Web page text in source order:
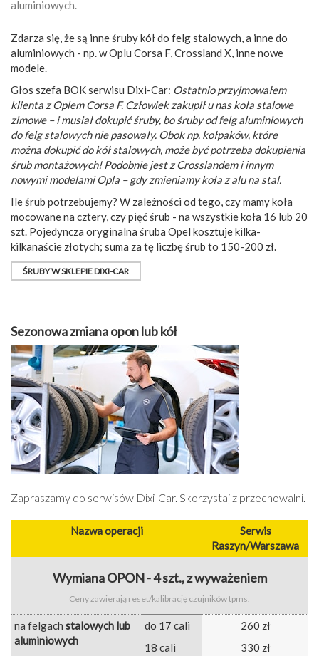
aluminiowych.
Zdarza się, że są inne śruby kół do felg stalowych, a inne do
aluminiowych - np. w Oplu Corsa F, Crossland X, inne nowe
modele.
Głos szefa BOK serwisu Dixi-Car: Ostatnio przyjmowałem
klienta z Oplem Corsa F. Człowiek zakupił u nas koła stalowe
zimowe – i musiał dokupić śruby, bo śruby od felg aluminiowych
do felg stalowych nie pasowały. Obok np. kołpaków, które
można dokupić do kół stalowych, może być potrzeba dokupienia
śrub montażowych! Podobnie jest z Crosslandem i innym
nowymi modelami Opla – gdy zmieniamy koła z alu na stal.
Ile śrub potrzebujemy? W zależności od tego, czy mamy koła
mocowane na cztery, czy pięć śrub - na wszystkie koła 16 lub 20
szt. Pojedyncza oryginalna śruba Opel kosztuje kilka-
kilkanaście złotych; suma za tę liczbę śrub to 150-200 zł.
ŚRUBY W SKLEPIE DIXI-CAR
Sezonowa zmiana opon lub kół
Zapraszamy do serwisów Dixi-Car. Skorzystaj z przechowalni.
Nazwa operacji
Serwis
Raszyn/Warszawa
Wymiana OPON - 4 szt., z wyważeniem
Ceny zawierają reset/kalibrację czujników tpms.
na felgach stalowych lub
aluminiowych
do 17 cali
260 zł
18 cali
330 zł